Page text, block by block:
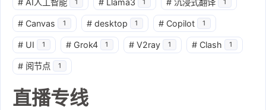
# Canvas 1 # desktop 1 # Copilot 1
# UI 1 # Grok4 1 # V2ray 1 # Clash 1
# 阅节点 1
直播专线